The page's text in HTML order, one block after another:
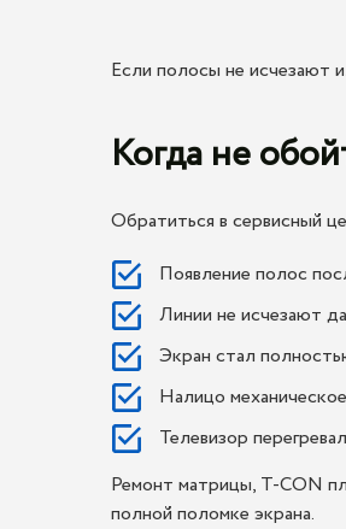
Если полосы не исчезают
Когда не
Обратиться в сервисный
Появление полос
Линии не исчезают
Экран стал
Налицо
Телевизор
Ремонт матрицы, T-CON
полной поломке экрана.